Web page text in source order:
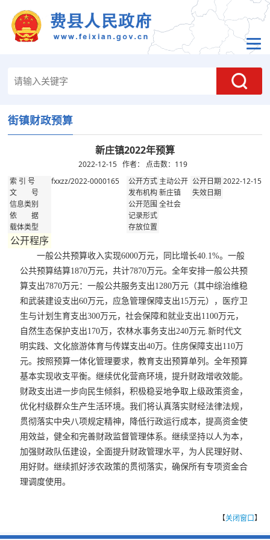
街镇财政预算
新庄镇2022年预算
2022-12-15 作者： 点击数： 119
索 引 号 fxxzz/2022-0000165 公开方式 主动公开 公开日期2022-12-15
文 号 发布机构新庄镇
失效日期
信息类别
公开范围全社会
依 据
记录形式
载体类型
存放位置
公开程序
一般公共预算收入实现6000万元，同比增长40.1%。一般
公共预算结算1870万元，共计7870万元。全年安排一般公共预
算支出7870万元：一般公共服务支出1280万元（其中综治维稳
和武装建设支出60万元，应急管理保障支出15万元），医疗卫
生与计划生育支出300万元，社会保障和就业支出1100万元，
自然生态保护支出170万，农林水事务支出240万元.新时代文
明实践、文化旅游体育与传媒支出40万。住房保障支出110万
元。按照预算一体化管理要求，教育支出预算单列。全年预算
基本实现收支平衡。继续优化营商环境，提升财政增收效能。
财政支出进一步向民生倾斜，积极稳妥地争取上级政策资金，
优化村级群众生产生活环境。我们将认真落实财经法律法规，
贯彻落实中央八项规定精神，降低行政运行成本，提高资金使
用效益，健全和完善财政监督管理体系。继续坚持以人为本，
加强财政队伍建设，全面提升财政管理水平，为人民理好财、
用好财。继续抓好涉农政策的贯彻落实，确保所有专项资金合
理调度使用。
【关闭窗口】